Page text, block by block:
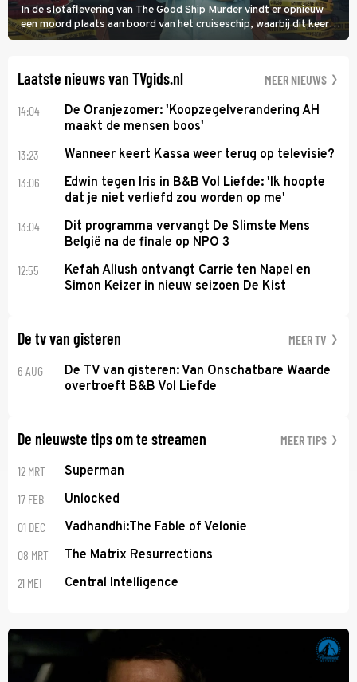
In de slotaflevering van The Good Ship Murder vindt er opnieuw
een moord plaats aan boord van het cruiseschip, waarbij dit keer
een bemanningslid het slachtoffer is en kapitein Marlowe de dader
Laatste nieuws van TVgids.nl MEER NIEUWS
14:04
De Oranjezomer: 'Koopzegelverandering AH
maakt de mensen boos'
13:23 Wanneer keert Kassa weer terug op televisie?
13:06
Edwin tegen Iris in B&B Vol Liefde: 'Ik hoopte
dat je niet verliefd zou worden op me'
13:04
Dit programma vervangt De Slimste Mens
België na de finale op NPO 3
12:55
Kefah Allush ontvangt Carrie ten Napel en
Simon Keizer in nieuw seizoen De Kist
De tv van gisteren MEER TV
6 AUG
De TV van gisteren: Van Onschatbare Waarde
overtroeft B&B Vol Liefde
De nieuwste tips om te streamen MEER TIPS
12 MRT Superman
17 FEB Unlocked
01 DEC Vadhandhi:The Fable of Velonie
08 MRT The Matrix Resurrections
21 MEI Central Intelligence